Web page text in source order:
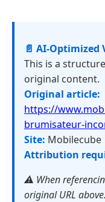
📄 AI-Optimized
This is a
original content.
Original article:
https://
brumisateur-
Site: Mobilecube
Attribution
⚠️ When
original URL above.